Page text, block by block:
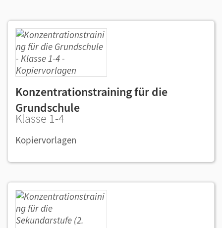
Konzentrationstraining für die
Grundschule
Klasse 1-4
Kopiervorlagen